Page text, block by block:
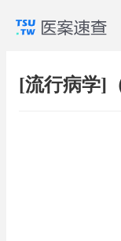
[流行病学]